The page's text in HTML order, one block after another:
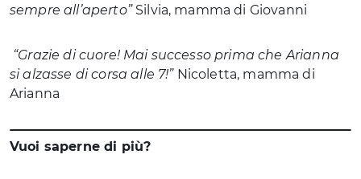
sempre all’aperto”Silvia, mamma di Giovanni
“Grazie di cuore! Mai successo prima che Arianna
si alzasse di corsa alle 7!”Nicoletta, mamma di
Arianna
Vuoi saperne di più?